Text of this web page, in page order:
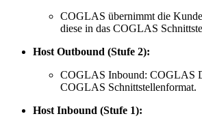
COGLAS übernimmt die
diese in das COGLAS
Host Outbound (Stufe 2):
COGLAS Inbound: COGLAS
COGLAS Schnittstellenformat.
Host Inbound (Stufe 1):